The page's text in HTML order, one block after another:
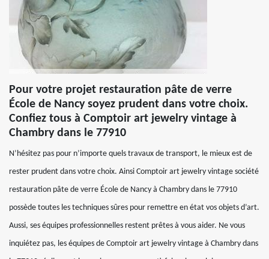
Pour votre projet restauration pâte de verre
École de Nancy soyez prudent dans votre choix.
Confiez tous à Comptoir art jewelry vintage à
Chambry dans le 77910
N’hésitez pas pour n’importe quels travaux de transport, le mieux est de
rester prudent dans votre choix. Ainsi Comptoir art jewelry vintage société
restauration pâte de verre École de Nancy à Chambry dans le 77910
possède toutes les techniques sûres pour remettre en état vos objets d’art.
Aussi, ses équipes professionnelles restent prêtes à vous aider. Ne vous
inquiétez pas, les équipes de Comptoir art jewelry vintage à Chambry dans